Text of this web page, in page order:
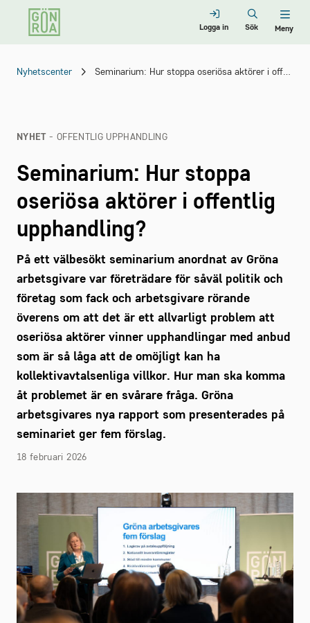
Logga in Sök Meny
Nyhetscenter Seminarium: Hur stoppa oseriösa aktörer i offentlig upphandling?
NYHET - OFFENTLIG UPPHANDLING
Seminarium: Hur stoppa
oseriösa aktörer i offentlig
upphandling?
På ett välbesökt seminarium anordnat av Gröna
arbetsgivare var företrädare för såväl politik och
företag som fack och arbetsgivare rörande
överens om att det är ett allvarligt problem att
oseriösa aktörer vinner upphandlingar med anbud
som är så låga att de omöjligt kan ha
kollektivavtalsenliga villkor. Hur man ska komma
åt problemet är en svårare fråga. Gröna
arbetsgivares nya rapport som presenterades på
seminariet ger fem förslag.
18 februari 2026